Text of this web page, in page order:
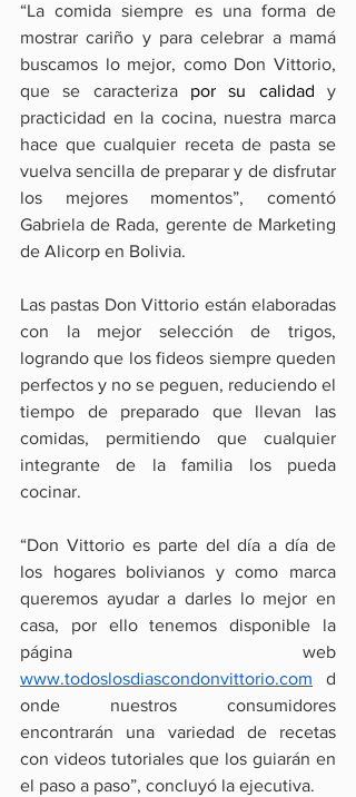
“La comida siempre es una forma de
mostrar cariño y para celebrar a mamá
buscamos lo mejor, como Don Vittorio,
que se caracteriza por su calidad y
practicidad en la cocina, nuestra marca
hace que cualquier receta de pasta se
vuelva sencilla de preparar y de disfrutar
los mejores momentos”, comentó
Gabriela de Rada, gerente de Marketing
de Alicorp en Bolivia.
Las pastas Don Vittorio están elaboradas
con la mejor selección de trigos,
logrando que los fideos siempre queden
perfectos y no se peguen, reduciendo el
tiempo de preparado que llevan las
comidas, permitiendo que cualquier
integrante de la familia los pueda
cocinar.
“Don Vittorio es parte del día a día de
los hogares bolivianos y como marca
queremos ayudar a darles lo mejor en
casa, por ello tenemos disponible la
www.todoslosdiascondonvittorio.com d
onde nuestros consumidores
encontrarán una variedad de recetas
con videos tutoriales que los guiarán en
el paso a paso”, concluyó la ejecutiva.